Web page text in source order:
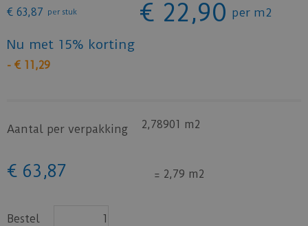
€ 63,87 per stuk € 22,90 per m2
Nu met 15% korting
- € 11,29
Aantal per verpakking 2,78901 m2
€ 63 ,87 = 2,79 m2
Bestel